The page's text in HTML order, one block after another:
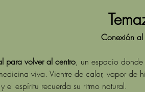
Conexión
para volver al centro, un espacio donde
viva. Vientre de calor, vapor de
el espíritu recuerda su ritmo natural.